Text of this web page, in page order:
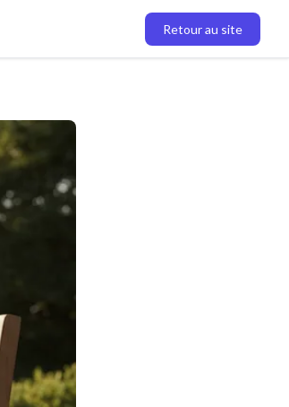
Retour au site